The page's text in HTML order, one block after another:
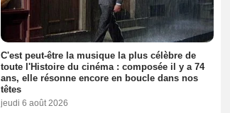
C'est peut-être la musique la plus célèbre de
toute l'Histoire du cinéma : composée il y a 74
ans, elle résonne encore en boucle dans nos
têtes
jeudi 6 août 2026